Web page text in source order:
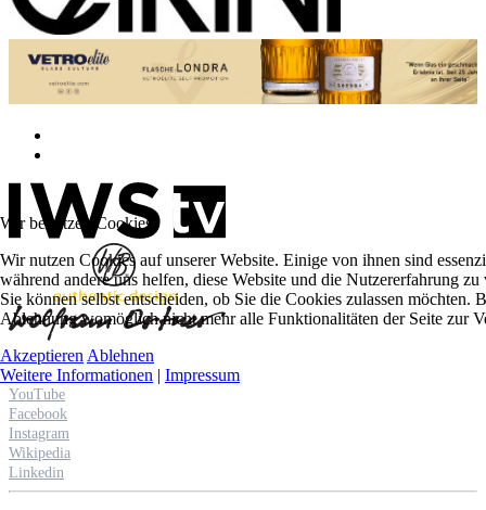
YouTube
Facebook
Instagram
Wikipedia
Linkedin
Wir benutzen Cookies
Wir nutzen Cookies auf unserer Website. Einige von ihnen sind
während andere uns helfen, diese Website und die Nutzererfahrung
Sie können selbst entscheiden, ob Sie die Cookies zulassen möchten.
Ablehnung womöglich nicht mehr alle Funktionalitäten der Seite zur
Akzeptieren Ablehnen
Weitere Informationen | Impressum